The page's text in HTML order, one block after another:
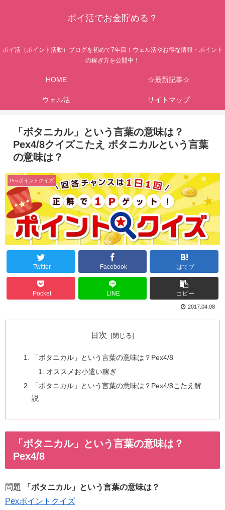
ポイ活でお金貯める？
ポイ活（ポイント活動）ブログを初めて7年目！ウェル活やお得な情報・ポイント
の稼ぎ方を公開中！
HOME ☆最新記事☆
ウェル活 サイトマップ
「ボタニカル」という言葉の意味は？
Pex4/8クイズこたえ ボタニカルという言葉
の意味は？
Pexポイントクイズ
Twitter Facebook はてブ
Pocket LINE コピー
2017.04.08
目次
「ボタニカル」という言葉の意味は？Pex4/8
オススメお小遣い稼ぎ
「ボタニカル」という言葉の意味は？Pex4/8こたえ解
説
「ボタニカル」という言葉の意味は？
Pex4/8
問題
「ボタニカル」という言葉の意味は？
Pexポイントクイズ